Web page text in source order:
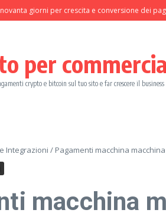
giorni per crescita e conversione dei
per
crypto e bitcoin sul tuo sito e far crescere il business
Integrazioni / Pagamenti macchina
macchina